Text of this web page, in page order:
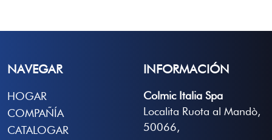
NAVEGAR
HOGAR
COMPAÑÍA
CATALOGAR
INFORMACIÓN
Colmic Italia Spa
Localita Ruota al Mandò,
50066,